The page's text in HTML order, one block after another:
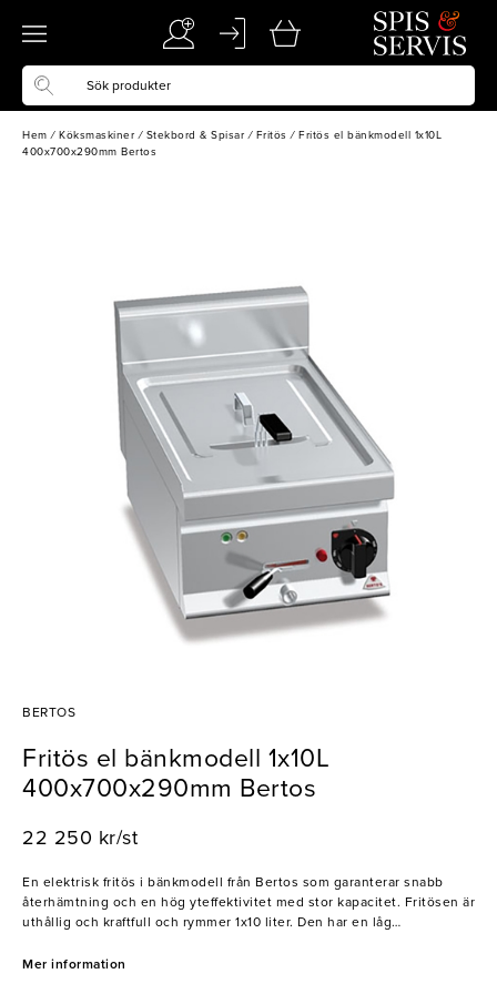
Hem / Köksmaskiner / Stekbord & Spisar / Fritös / Fritös el bänkmodell 1x10L
400x700x290mm Bertos
BERTOS
Fritös el bänkmodell 1x10L
400x700x290mm Bertos
22 250 kr/st
En elektrisk fritös i bänkmodell från Bertos som garanterar snabb
återhämtning och en hög yteffektivitet med stor kapacitet. Fritösen är
uthållig och kraftfull och rymmer 1x10 liter. Den har en låg
energiförbrukning. Fritösen har ett skyddsgaller i behållaren,
Mer information